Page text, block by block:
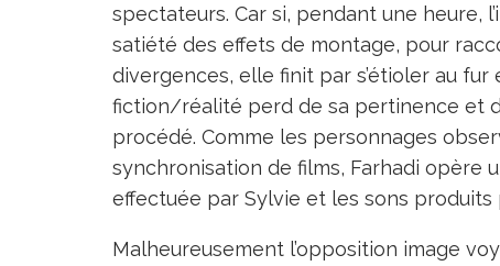
spectateurs. Car si, pendant une heure,
satiété des effets de montage, pour
divergences, elle finit par s’étioler au
fiction/réalité perd de sa pertinence et
procédé. Comme les personnages
synchronisation de films, Farhadi opère
effectuée par Sylvie et les sons
Malheureusement l’opposition image